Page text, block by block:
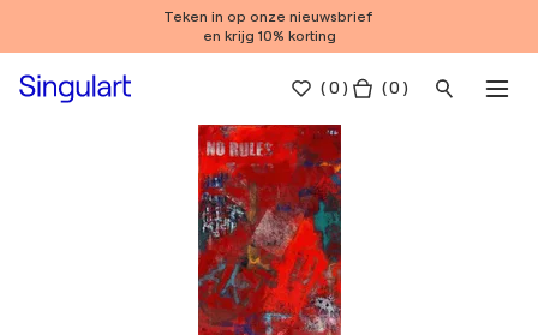
Teken in op onze nieuwsbrief
en krijg 10% korting
(0 ) ( 0 )